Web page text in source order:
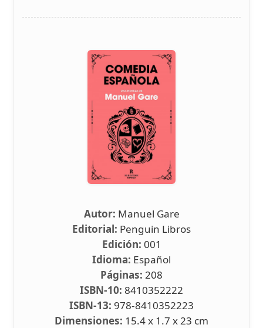
Autor: Manuel Gare
Editorial: Penguin Libros
Edición: 001
Idioma: Español
Páginas: 208
ISBN-10: 8410352222
ISBN-13: 978-8410352223
Dimensiones: 15.4 x 1.7 x 23 cm